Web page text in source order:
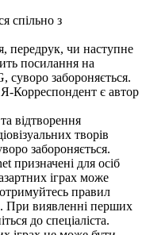
спільно з
передрук, чи наступне
посилання на
суворо забороняється.
Я-Корреспондент є автор
відтворення
творів
забороняється.
призначені для осіб
іграх може
правил
При виявленні перших
до спеціаліста.